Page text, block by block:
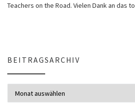
Teachers on the Road. Vielen Dank an das
BEITRAGSARCHIV